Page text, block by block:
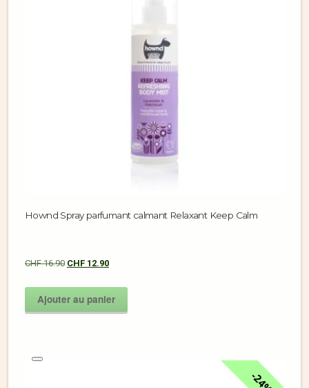
Hownd Spray parfumant calmant Relaxant Keep Calm
CHF16.90 CHF 12.90
Ajouter au panier